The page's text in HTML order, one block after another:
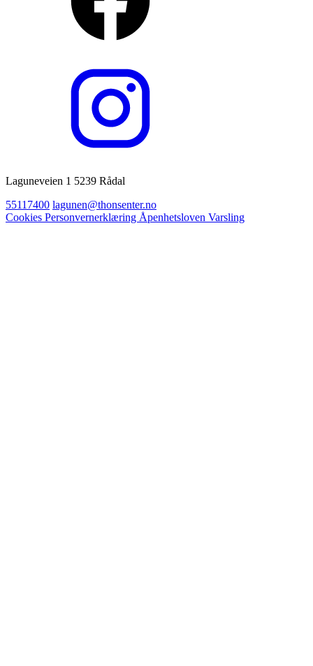
Laguneveien 1 5239 Rådal
55117400 lagunen@thonsenter.no
Cookies Personvernerklæring Åpenhetsloven Varsling